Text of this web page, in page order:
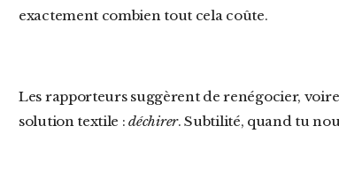
exactement combien tout cela coûte.
Les rapporteurs suggèrent de renégocier, voire de dénoncer cet accord. Collard préfère la
solution textile :déchirer. Subtilité, quand tu